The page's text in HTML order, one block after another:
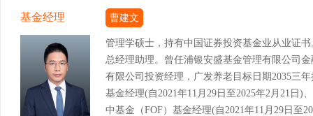
基金经理 曹建文
管理学硕士，持有中国证券投资基金业从业证
总经理助理。曾任浦银安盛基金管理有限公司
有限公司投资经理，广发养老目标日期2035三
基金经理(自2021年11月29日至2025年2月21日)
中基金（FOF）基金经理(自2021年11月29日至